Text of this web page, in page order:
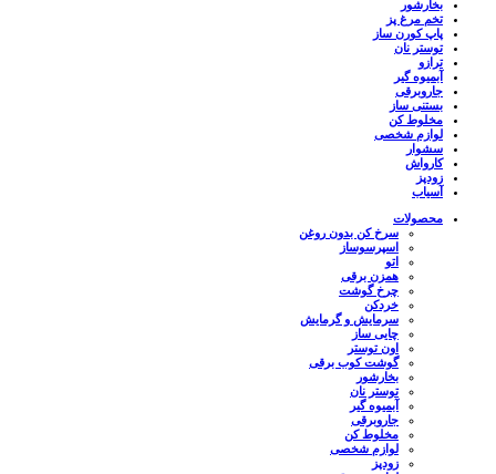
بخارشور
تخم مرغ پز
پاپ کورن ساز
توستر نان
ترازو
آبمیوه گیر
جاروبرقی
بستنی ساز
مخلوط کن
لوازم شخصی
سشوار
کارواش
زودپز
آسیاب
محصولات
سرخ کن بدون روغن
اسپرسوساز
اتو
همزن برقی
چرخ گوشت
خردکن
سرمایش و گرمایش
چایی ساز
اون توستر
گوشت کوب برقی
بخارشور
توستر نان
آبمیوه گیر
جاروبرقی
مخلوط کن
لوازم شخصی
زودپز